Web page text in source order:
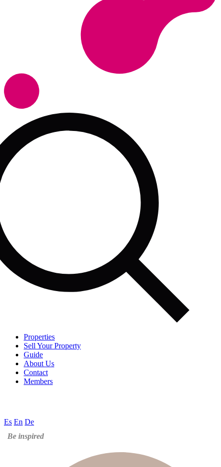
Properties
Sell Your Property
Guide
About Us
Contact
Members
Es En De
Be inspired